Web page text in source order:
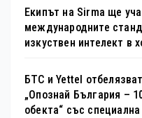
Екипът на Sirma ще
международните
изкуствен интелект в
БТС и Yettel
„Опознай България –
обекта“ със